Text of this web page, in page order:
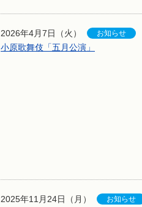
2026年4月7日（火）
小原歌舞伎「五月公演」
2025年11月24日（月）